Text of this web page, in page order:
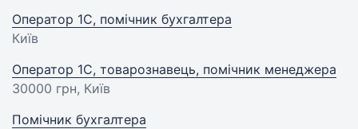
Оператор 1С, помічник бухгалтера
Київ
Оператор 1C, товарознавець, помічник менеджера
30000 грн, Київ
Помічник бухгалтера